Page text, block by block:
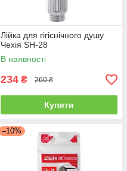
Лійка для гігієнічного душу
Чехія SH-28
В наявності
234 ₴ 260 ₴
Купити
–10%